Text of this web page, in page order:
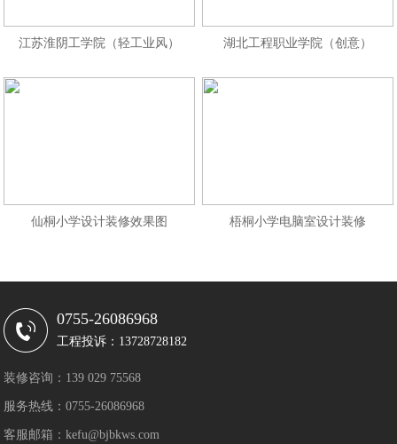
江苏淮阴工学院（轻工业风） 湖北工程职业学院（创意）
仙桐小学设计装修效果图 梧桐小学电脑室设计装修
0755-26086968
工程投诉：13728728182
装修咨询：139 029 75568
服务热线：0755-26086968
客服邮箱：kefu@bjbkws.com